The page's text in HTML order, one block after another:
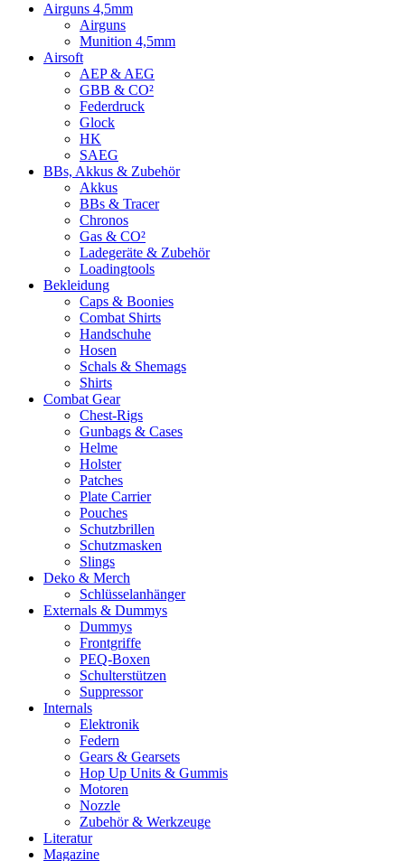
Airguns 4,5mm
Airguns
Munition 4,5mm
Airsoft
AEP & AEG
GBB & CO²
Federdruck
Glock
HK
SAEG
BBs, Akkus & Zubehör
Akkus
BBs & Tracer
Chronos
Gas & CO²
Ladegeräte & Zubehör
Loadingtools
Bekleidung
Caps & Boonies
Combat Shirts
Handschuhe
Hosen
Schals & Shemags
Shirts
Combat Gear
Chest-Rigs
Gunbags & Cases
Helme
Holster
Patches
Plate Carrier
Pouches
Schutzbrillen
Schutzmasken
Slings
Deko & Merch
Schlüsselanhänger
Externals & Dummys
Dummys
Frontgriffe
PEQ-Boxen
Schulterstützen
Suppressor
Internals
Elektronik
Federn
Gears & Gearsets
Hop Up Units & Gummis
Motoren
Nozzle
Zubehör & Werkzeuge
Literatur
Magazine